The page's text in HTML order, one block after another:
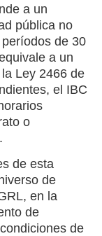
a un
pública no
de 30
a un
Ley 2466 de
el IBC
o
de esta
de
en la
de
de